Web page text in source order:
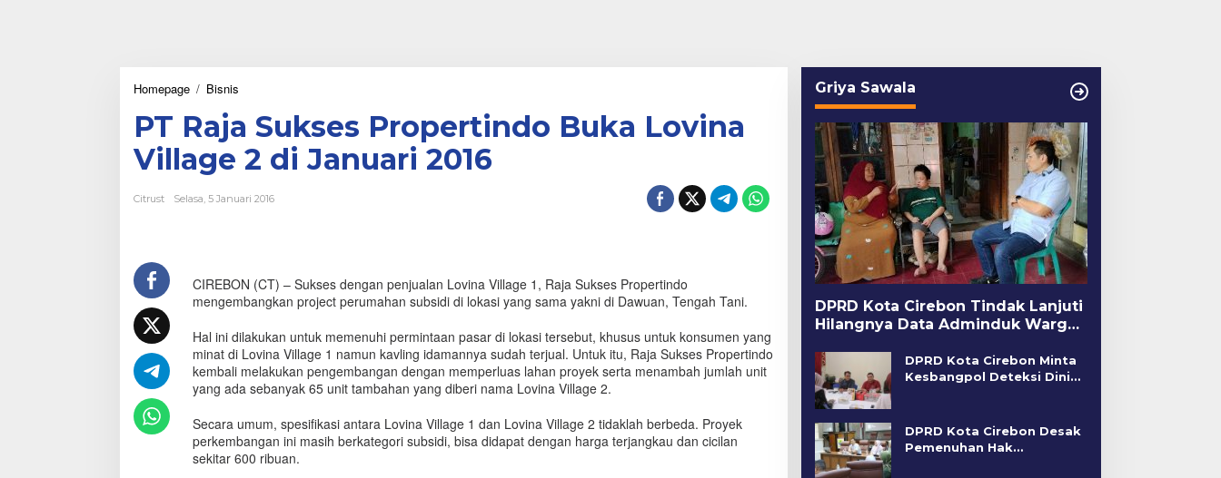
Homepage / Bisnis
R
a
u
P
r
p
e
r
t
i
d
o
B
PT Raja Sukses Propertindo Buka Lovina
Village 2 di Januari 2016
Citrust Selasa, 5 Januari 2016
CIREBON (CT) – Sukses dengan penjualan Lovina Village 1, Raja Sukses Propertindo
mengembangkan project perumahan subsidi di lokasi yang sama yakni di Dawuan, Tengah Tani.
Hal ini dilakukan untuk memenuhi permintaan pasar di lokasi tersebut, khusus untuk konsumen yang
minat di Lovina Village 1 namun kavling idamannya sudah terjual. Untuk itu, Raja Sukses Propertindo
kembali melakukan pengembangan dengan memperluas lahan proyek serta menambah jumlah unit
yang ada sebanyak 65 unit tambahan yang diberi nama Lovina Village 2.
Secara umum, spesifikasi antara Lovina Village 1 dan Lovina Village 2 tidaklah berbeda. Proyek
perkembangan ini masih berkategori subsidi, bisa didapat dengan harga terjangkau dan cicilan
sekitar 600 ribuan.
Griya Sawala
DPRD Kota Cirebon Tindak Lanjuti
Hilangnya Data Adminduk Warga
DPRD Kota Cirebon Minta
Kesbangpol Deteksi Dini
DPRD Kota Cirebon Desak
Pemenuhan Hak